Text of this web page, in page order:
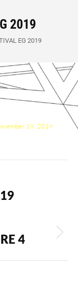
2019
EG 2019
19, 2019
4